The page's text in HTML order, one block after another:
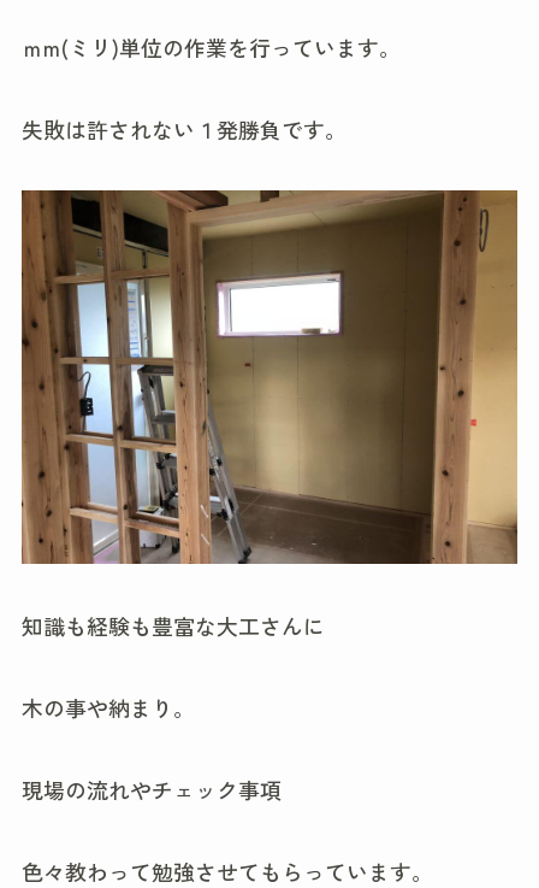
ｍm(ミリ)単位の作業を行っています。
失敗は許されない１発勝負です。
知識も経験も豊富な大工さんに
木の事や納まり。
現場の流れやチェック事項
色々教わって勉強させてもらっています。